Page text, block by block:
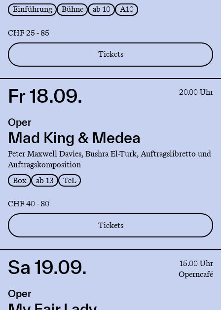
Einführung
Bühne ab 10 A10
CHF 25 - 85
Tickets
Link
Mad
King
Medea
Fr 18.09. 20.00 Uhr
Oper
Mad King & Medea
Peter Maxwell Davies, Bushra El-Turk, Auftragslibretto und
Auftragskomposition
Box
ab 13 TcL
CHF 40 - 80
Tickets
Link
My
Fair
Sa 19.09.
15.00 Uhr
Operncafé
Oper